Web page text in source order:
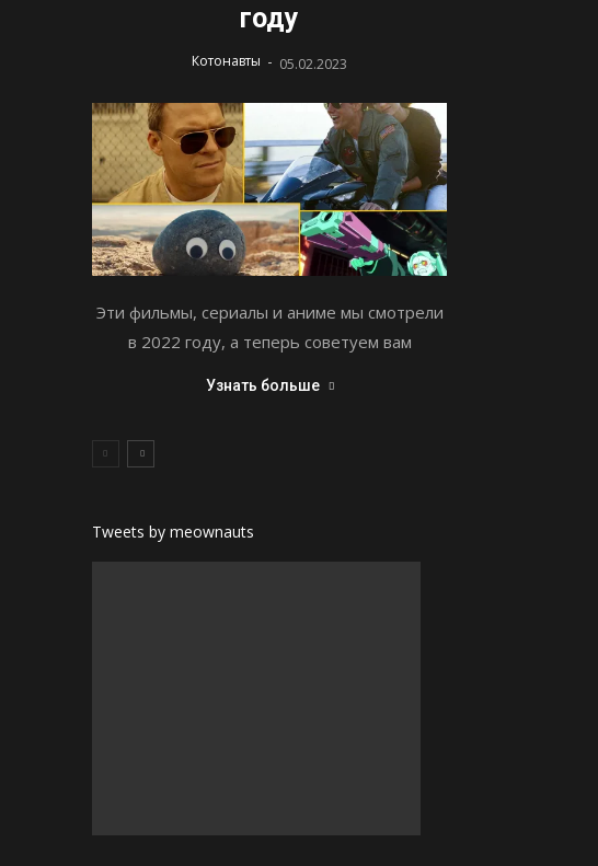
году
Котонавты - 05.02.2023
Эти фильмы, сериалы и аниме мы смотрели
в 2022 году, а теперь советуем вам
Узнать больше
Tweets by meownauts